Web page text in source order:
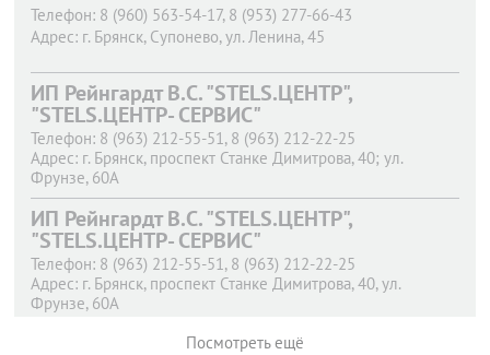
Телефон: 8 (960) 563-54-17, 8 (953) 277-66-43
Адрес: г. Брянск, Супонево, ул. Ленина, 45
ИП Рейнгардт В.С. "STELS.ЦЕНТР",
"STELS.ЦЕНТР- СЕРВИС"
Телефон: 8 (963) 212-55-51, 8 (963) 212-22-25
Адрес: г. Брянск, проспект Станке Димитрова, 40; ул.
Фрунзе, 60А
ИП Рейнгардт В.С. "STELS.ЦЕНТР",
"STELS.ЦЕНТР- СЕРВИС"
Телефон: 8 (963) 212-55-51, 8 (963) 212-22-25
Адрес: г. Брянск, проспект Станке Димитрова, 40, ул.
Фрунзе, 60А
Посмотреть ещё